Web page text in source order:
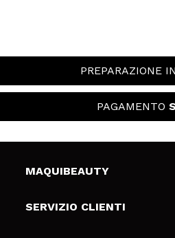
PREPARAZIONE IN
PAGAMENTO
MAQUIBEAUTY
Chi siamo
SERVIZIO CLIENTI